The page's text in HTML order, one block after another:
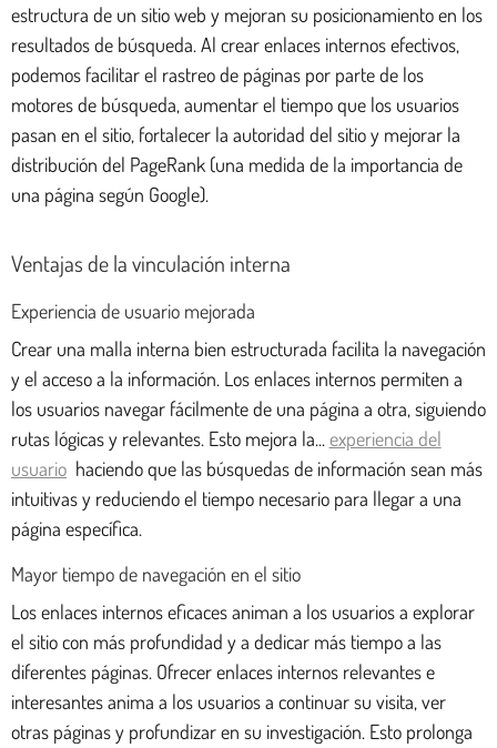
estructura de un sitio web y mejoran su posicionamiento en los
resultados de búsqueda. Al crear enlaces internos efectivos,
podemos facilitar el rastreo de páginas por parte de los
motores de búsqueda, aumentar el tiempo que los usuarios
pasan en el sitio, fortalecer la autoridad del sitio y mejorar la
distribución del PageRank (una medida de la importancia de
una página según Google).
Ventajas de la vinculación interna
Experiencia de usuario mejorada
Crear una malla interna bien estructurada facilita la navegación
y el acceso a la información. Los enlaces internos permiten a
los usuarios navegar fácilmente de una página a otra, siguiendo
rutas lógicas y relevantes. Esto mejora la... experiencia del
usuario haciendo que las búsquedas de información sean más
intuitivas y reduciendo el tiempo necesario para llegar a una
página específica.
Mayor tiempo de navegación en el sitio
Los enlaces internos eficaces animan a los usuarios a explorar
el sitio con más profundidad y a dedicar más tiempo a las
diferentes páginas. Ofrecer enlaces internos relevantes e
interesantes anima a los usuarios a continuar su visita, ver
otras páginas y profundizar en su investigación. Esto prolonga